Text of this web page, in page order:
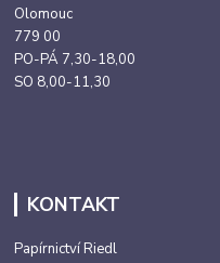
Olomouc
779 00
PO-PÁ 7,30-18,00
SO 8,00-11,30
KONTAKT
Papírnictví Riedl